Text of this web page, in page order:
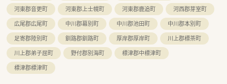
河東郡音更町
河東郡上士幌町 河東郡鹿追町
河西郡芽室町
広尾郡広尾町
中川郡幕別町 中川郡池田町
中川郡本別町
足寄郡陸別町
釧路郡釧路町 厚岸郡厚岸町
川上郡標茶町
川上郡弟子屈町
野付郡別海町
標津郡中標津町
標津郡標津町